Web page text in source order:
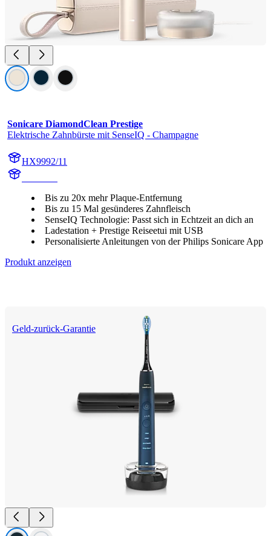
Sonicare DiamondClean Prestige
Elektrische Zahnbürste mit SenseIQ - Champagne
HX9992/11
Bis zu 20x mehr Plaque-Entfernung
Bis zu 15 Mal gesünderes Zahnfleisch
SenseIQ Technologie: Passt sich in Echtzeit an dich an
Ladestation + Prestige Reiseetui mit USB
Personalisierte Anleitungen von der Philips Sonicare App
Produkt anzeigen
Geld-zurück-Garantie